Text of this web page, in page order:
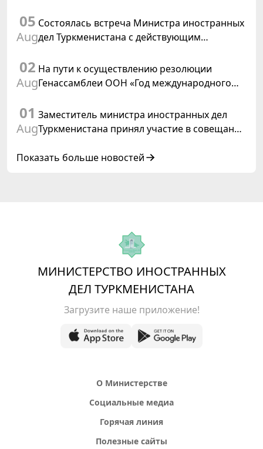
Швейцарской Конфедерации
05
Aug
Состоялась встреча Министра иностранных
дел Туркменистана с действующим
02
Aug
На пути к осуществлению резолюции
Генассамблеи ООН «Год международного
Туркменистаном
01
Aug
Заместитель министра иностранных дел
Туркменистана принял участие в совещании
сотрудничества «Центральная Азия –
Показать больше новостей
МИНИСТЕРСТВО ИНОСТРАННЫХ
ДЕЛ ТУРКМЕНИСТАНА
Загрузите наше приложение!
О Министерстве
Социальные медиа
Горячая линия
Полезные сайты